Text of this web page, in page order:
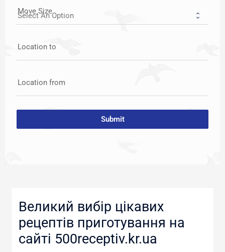
Move Size
Location to
Location from
Submit
Великий вибір цікавих
рецептів приготування на
сайті 500receptiv.kr.ua